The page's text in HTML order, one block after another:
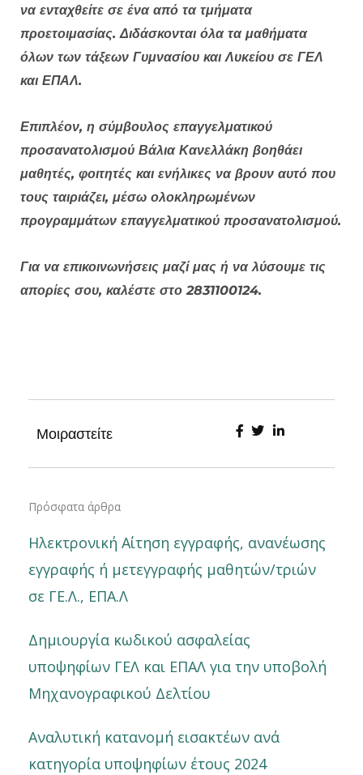
να ενταχθείτε σε ένα από τα τμήματα
προετοιμασίας. Διδάσκονται όλα τα μαθήματα
όλων των τάξεων Γυμνασίου και Λυκείου σε ΓΕΛ
και ΕΠΑΛ.
Επιπλέον, η σύμβουλος επαγγελματικού
προσανατολισμού Βάλια Κανελλάκη βοηθάει
μαθητές, φοιτητές και ενήλικες να βρουν αυτό που
τους ταιριάζει, μέσω ολοκληρωμένων
προγραμμάτων επαγγελματικού προσανατολισμού.
Για να επικοινωνήσεις μαζί μας ή να λύσουμε τις
απορίες σου, καλέστε στο 2831100124.
Μοιραστείτε
Πρόσφατα άρθρα
Ηλεκτρονική Αίτηση εγγραφής, ανανέωσης
εγγραφής ή μετεγγραφής μαθητών/τριών
σε ΓΕ.Λ., ΕΠΑ.Λ
Δημιουργία κωδικού ασφαλείας
υποψηφίων ΓΕΛ και ΕΠΑΛ για την υποβολή
Μηχανογραφικού Δελτίου
Αναλυτική κατανομή εισακτέων ανά
κατηγορία υποψηφίων έτους 2024